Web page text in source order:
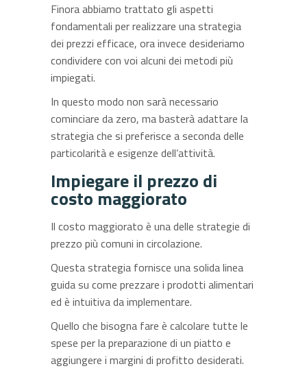
Finora abbiamo trattato gli aspetti
fondamentali per realizzare una strategia
dei prezzi efficace, ora invece desideriamo
condividere con voi alcuni dei metodi più
impiegati.
In questo modo non sarà necessario
cominciare da zero, ma basterà adattare la
strategia che si preferisce a seconda delle
particolarità e esigenze dell’attività.
Impiegare il prezzo di
costo maggiorato
Il costo maggiorato è una delle strategie di
prezzo più comuni in circolazione.
Questa strategia fornisce una solida linea
guida su come prezzare i prodotti alimentari
ed è intuitiva da implementare.
Quello che bisogna fare è calcolare tutte le
spese per la preparazione di un piatto e
aggiungere i margini di profitto desiderati.